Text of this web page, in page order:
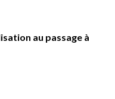
au passage à